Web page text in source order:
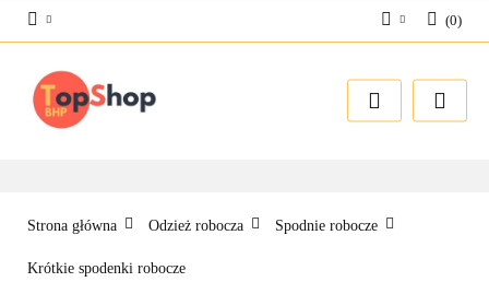
Zarejestruj się
(0)
Strona główna Odzież robocza Spodnie robocze
Krótkie spodenki robocze